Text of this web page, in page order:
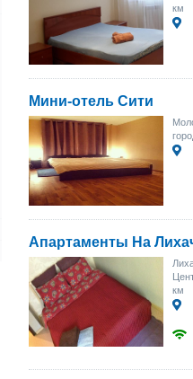
км
Мини-отель Сити
Апартаменты На
км